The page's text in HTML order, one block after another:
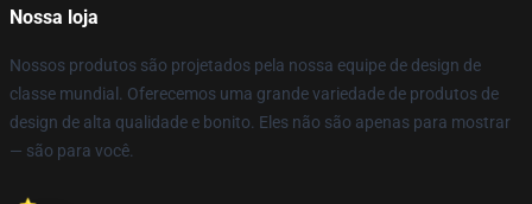
Nossa loja
Nossos produtos são projetados pela nossa equipe de design de
classe mundial. Oferecemos uma grande variedade de produtos de
design de alta qualidade e bonito. Eles não são apenas para mostrar
— são para você.